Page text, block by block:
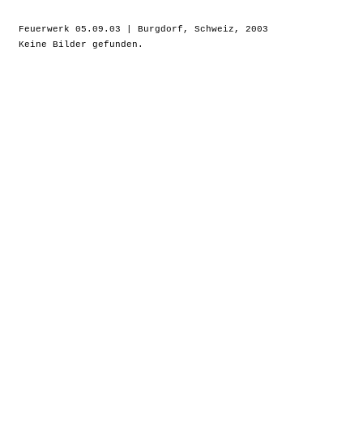
Feuerwerk 05.09.03 | Burgdorf, Schweiz, 2003
Keine Bilder gefunden.